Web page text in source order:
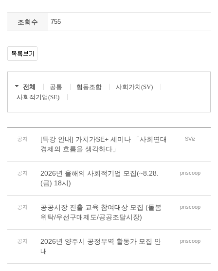
조회수 755
전체 공통 협동조합
사회가치(SV)
사회적기업(SE)
공지
[특강 안내] 가치가SE+ 세미나 「사회연대
경제의 흐름을 생각하다」
SViz
공지
2026년 올해의 사회적기업 모집(~8.28.
(금) 18시)
pnscoop
공지
공공시장 진출 교육 참여대상 모집 (돌봄
위탁/우선구매제도/공공조달시장)
pnscoop
공지
2026년 양주시 공정무역 활동가 모집 안
내
pnscoop